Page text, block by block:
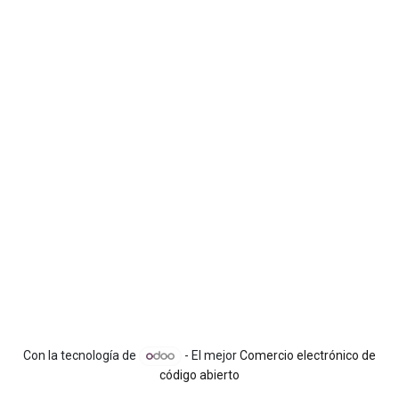
Con la tecnología de - El mejorComercio electrónico de
código abierto